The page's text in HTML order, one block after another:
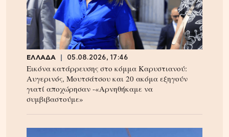
ΕΛΛΑΔΑ 05.08.2026, 17:46
Εικόνα κατάρρευσης στο κόμμα Καρυστιανού:
Αυγερινός, Μουτσάτσου και 20 ακόμα εξηγούν
γιατί αποχώρησαν -«Αρνηθήκαμε να
συμβιβαστούμε»